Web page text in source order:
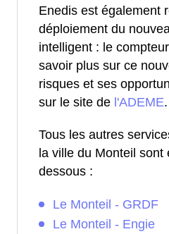
Enedis est également
déploiement du
intelligent : le
savoir plus sur ce
risques et ses
sur le site de l'ADEME.
Tous les autres
la ville du Monteil sont
dessous :
Le Monteil - GRDF
Le Monteil - Engie